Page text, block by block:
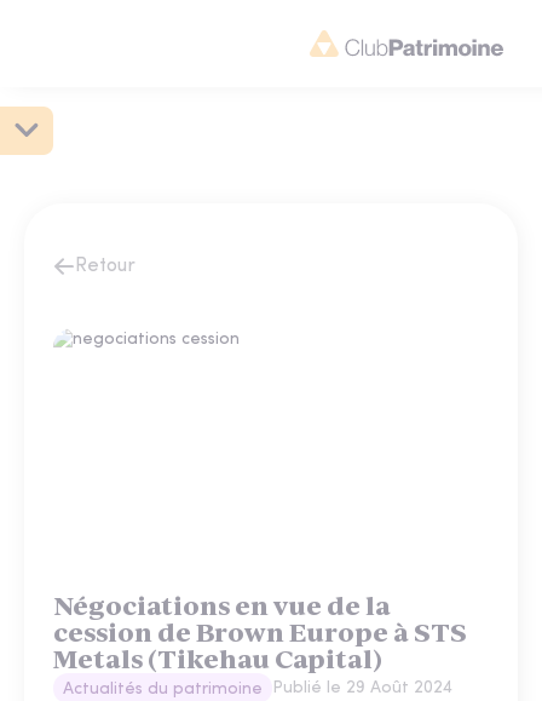
Retour
Négociations en vue de la
cession de Brown Europe à STS
Metals (Tikehau Capital)
Actualités du patrimoine Publié le 29 Août 2024